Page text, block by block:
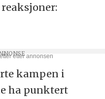
kampen i
ha punktert